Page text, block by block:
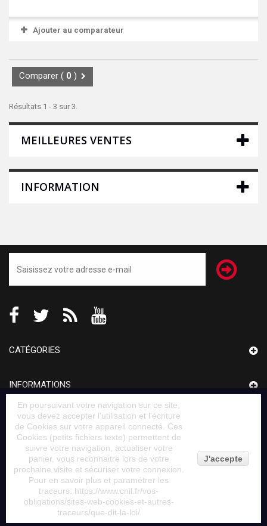
Ajouter au comparateur
Comparer ( 0 )
Résultats 1 - 3 sur 3.
MEILLEURES VENTES
INFORMATION
CATÉGORIES
INFORMATIONS
Fabricant banquette by Banketshop™
MON COMPTE
INFORMATIONS SUR VOTRE BOUTIQUE
En poursuivant votre navigation sur ce site,
vous devez accepter l’utilisation et l'écriture
de Cookies sur votre appareil connecté. Ces
Cookies (petits fichiers texte) permettent de
suivre votre navigation, actualiser votre
panier, vous reconnaitre lors de votre
prochaine visite et sécuriser votre connexion.
Pour en savoir plus et paramétrer les
traceurs: https://www.cnil.fr/vos-
obligations/sites-web-cookies-et-autres-
traceurs/que-dit-la-loi/
J'accepte